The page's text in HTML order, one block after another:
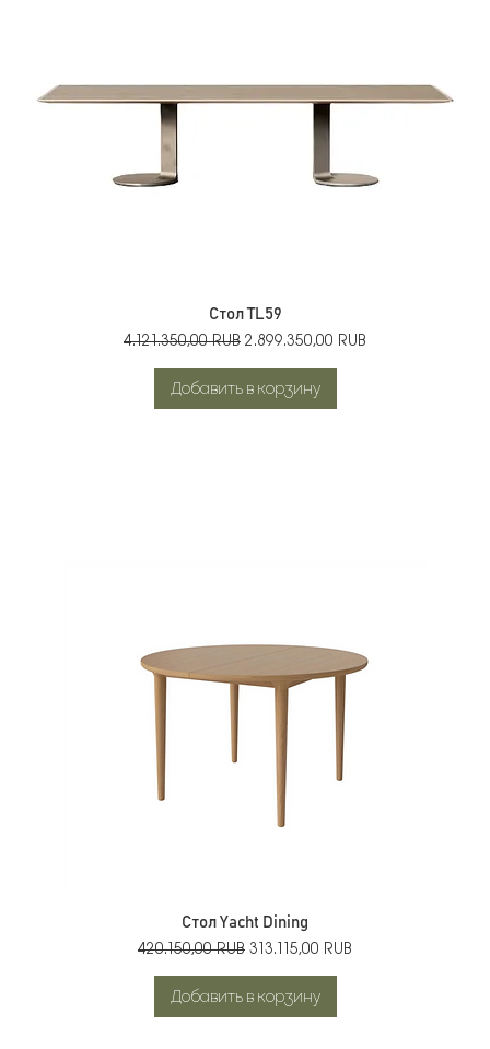
Стол TL59
Обычная цена
4.121.350,00 RUB Цена со скидкой
2.899.350,00 RUB
Добавить в корзину
Стол Yacht Dining
Обычная цена
420.150,00 RUB Цена со скидкой
313.115,00 RUB
Добавить в корзину